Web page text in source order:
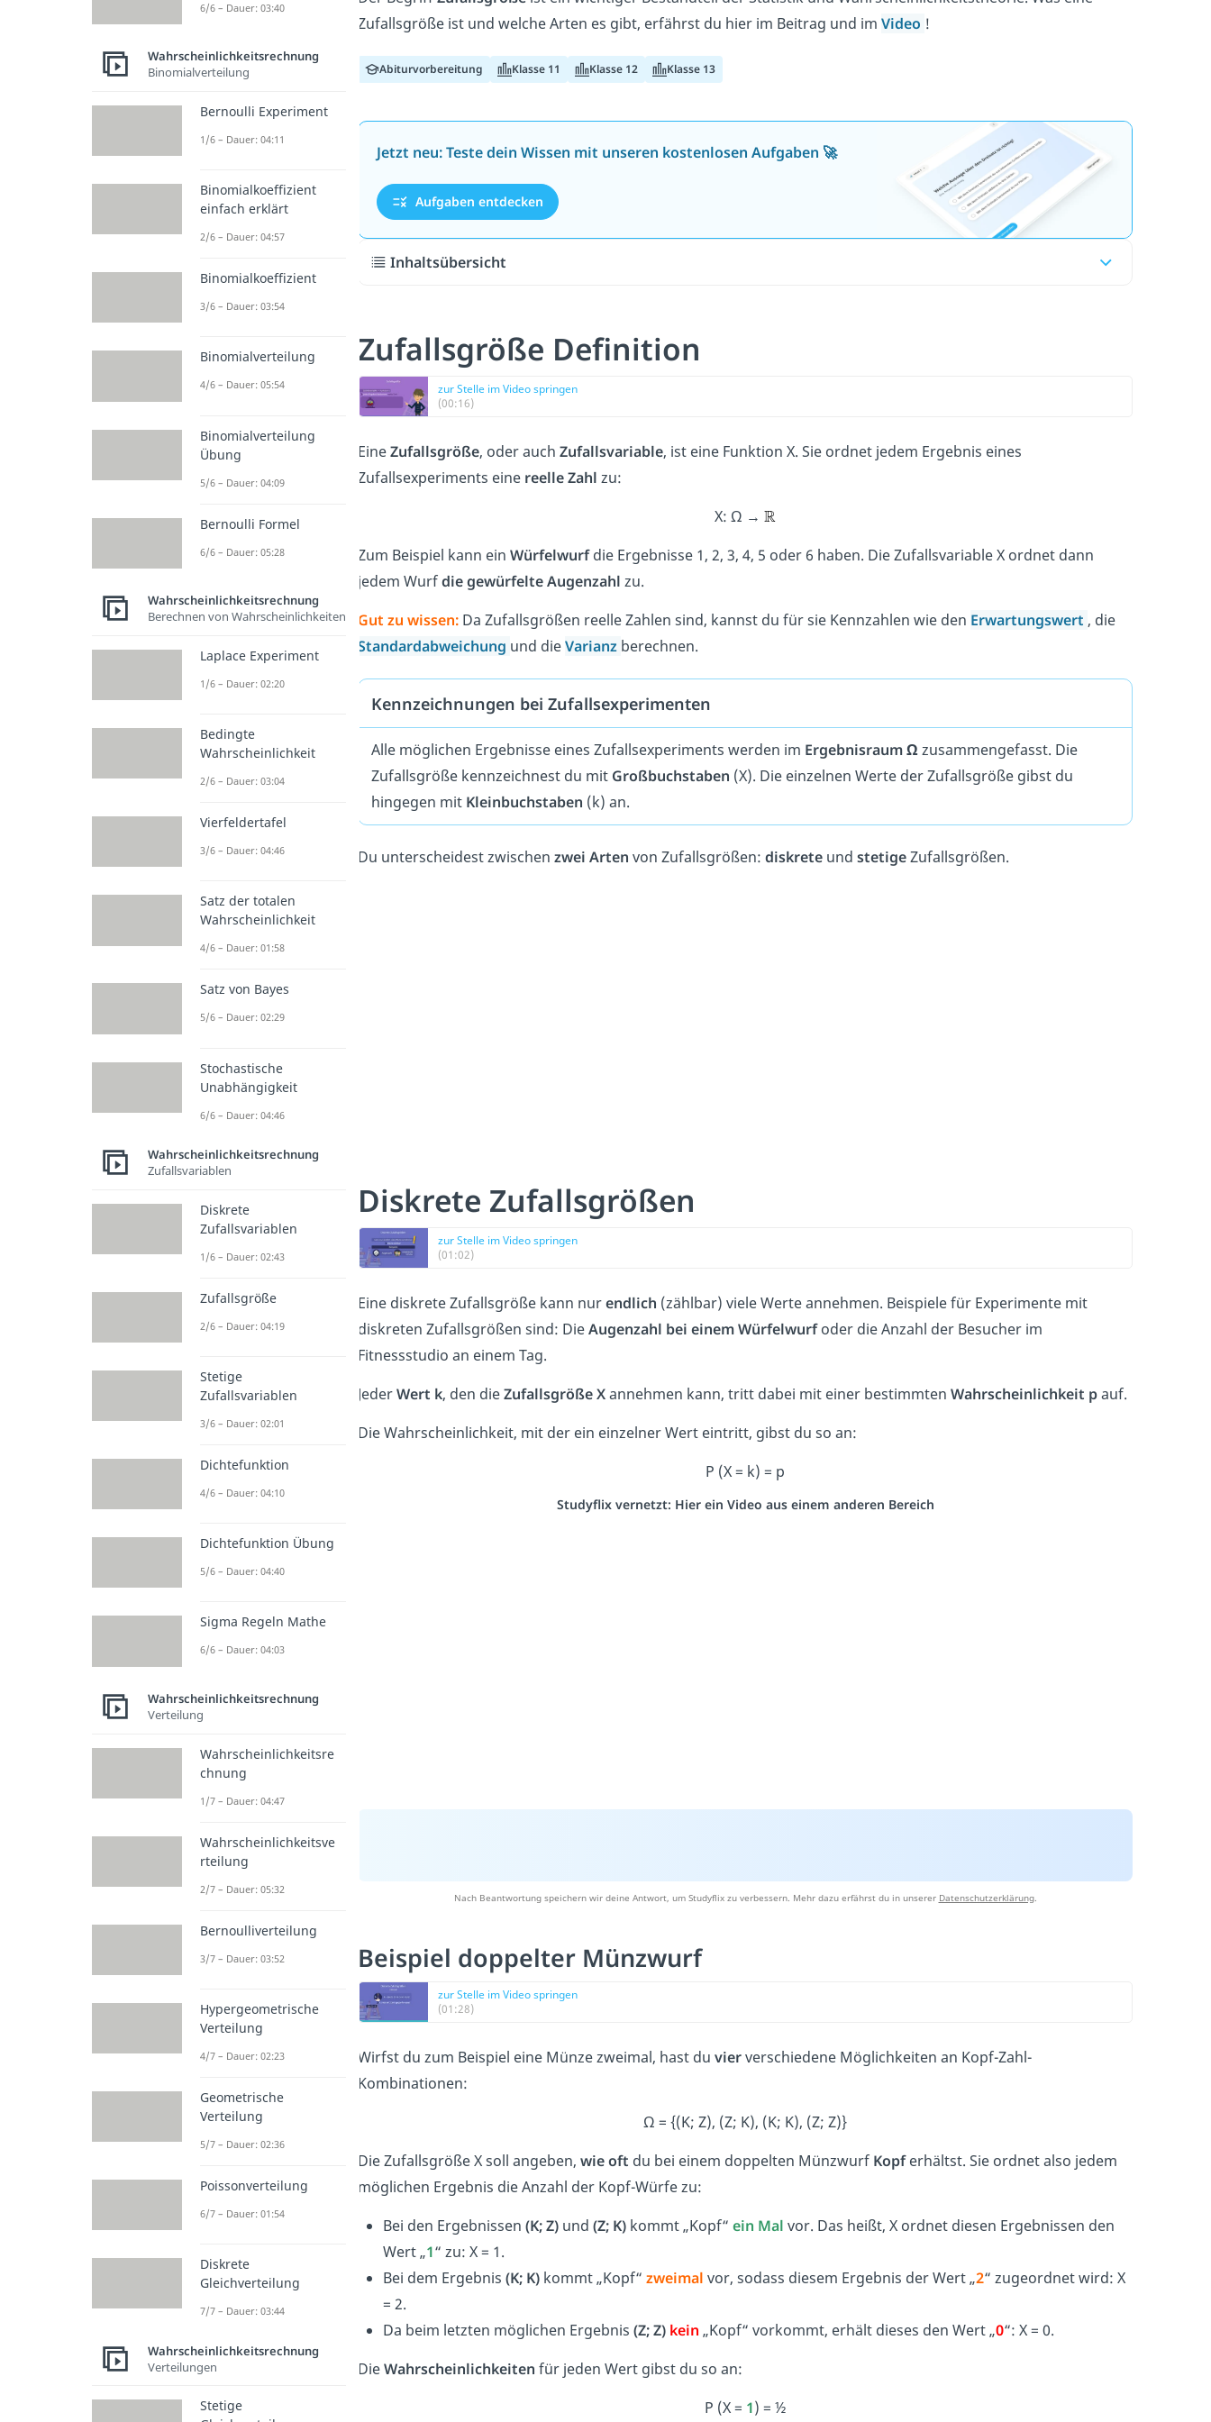
Zufallsgröße ist und welche Arten es gibt, erfährst du hier im Beitrag und im Video !
Abiturvorbereitung Klasse 11 Klasse 12 Klasse 13
Jetzt neu: Teste dein Wissen mit unseren kostenlosen Aufgaben 🚀
Aufgaben entdecken
Inhaltsübersicht
Zufallsgröße Definition
zur Stelle im Video springen
(00:16)
EineZufallsgröße, oder auch Zufallsvariable, ist eine Funktion X. Sie ordnet jedem Ergebnis eines
Zufallsexperiments eine reelle Zahl zu:
X: Ω →
Zum Beispiel kann ein Würfelwurfdie Ergebnisse 1, 2, 3, 4, 5 oder 6 haben. Die Zufallsvariable X ordnet dann
jedem Wurfdie gewürfelte Augenzahl zu.
Gut zu wissen: Da Zufallsgrößen reelle Zahlen sind, kannst du für sie Kennzahlen wie den Erwartungswert , die
Standardabweichung und dieVarianz berechnen.
Kennzeichnungen bei Zufallsexperimenten
Alle möglichen Ergebnisse eines Zufallsexperiments werden im Ergebnisraum Ωzusammengefasst. Die
Zufallsgröße kennzeichnest du mit Großbuchstaben (X). Die einzelnen Werte der Zufallsgröße gibst du
hingegen mit Kleinbuchstaben (k) an.
Du unterscheidest zwischen zwei Arten von Zufallsgrößen: diskrete und stetigeZufallsgrößen.
Diskrete Zufallsgrößen
zur Stelle im Video springen
(01:02)
Eine diskrete Zufallsgröße kann nurendlich (zählbar) viele Werte annehmen. Beispiele für Experimente mit
diskreten Zufallsgrößen sind: DieAugenzahl bei einem Würfelwurfoder die Anzahl der Besucher im
Fitnessstudio an einem Tag.
JederWert k, den dieZufallsgröße Xannehmen kann, tritt dabei mit einer bestimmten Wahrscheinlichkeit pauf.
Die Wahrscheinlichkeit, mit der ein einzelner Wert eintritt, gibst du so an:
P (X = k) = p
Studyflix vernetzt: Hier ein Video aus einem anderen Bereich
Nach Beantwortung speichern wir deine Antwort, um Studyflix zu verbessern. Mehr dazu erfährst du in unserer Datenschutzerklärung.
Beispiel doppelter Münzwurf
zur Stelle im Video springen
(01:28)
Wirfst du zum Beispiel eine Münze zweimal, hast du vierverschiedene Möglichkeiten an Kopf-Zahl-
Kombinationen:
Ω = {(K; Z), (Z; K), (K; K), (Z; Z)}
Die Zufallsgröße X soll angeben, wie oft du bei einem doppelten Münzwurf Kopferhältst. Sie ordnet also jedem
möglichen Ergebnis die Anzahl der Kopf-Würfe zu:
Bei den Ergebnissen (K; Z) und (Z; K) kommt „Kopf“ ein Mal vor. Das heißt, X ordnet diesen Ergebnissen den
Wert „1“ zu: X = 1.
Bei dem Ergebnis (K; K) kommt „Kopf“ zweimal vor, sodass diesem Ergebnis der Wert „2“ zugeordnet wird: X
= 2.
Da beim letzten möglichen Ergebnis (Z; Z) kein „Kopf“ vorkommt, erhält dieses den Wert „0“: X = 0.
DieWahrscheinlichkeiten für jeden Wert gibst du so an:
P (X = 1) = ½
6/6 – Dauer: 03:40
Wahrscheinlichkeitsrechnung
Binomialverteilung
Bernoulli Experiment
1/6 – Dauer: 04:11
Binomialkoeffizient
einfach erklärt
2/6 – Dauer: 04:57
Binomialkoeffizient
3/6 – Dauer: 03:54
Binomialverteilung
4/6 – Dauer: 05:54
Binomialverteilung
Übung
5/6 – Dauer: 04:09
Bernoulli Formel
6/6 – Dauer: 05:28
Wahrscheinlichkeitsrechnung
Berechnen von Wahrscheinlichkeiten
Laplace Experiment
1/6 – Dauer: 02:20
Bedingte
Wahrscheinlichkeit
2/6 – Dauer: 03:04
Vierfeldertafel
3/6 – Dauer: 04:46
Satz der totalen
Wahrscheinlichkeit
4/6 – Dauer: 01:58
Satz von Bayes
5/6 – Dauer: 02:29
Stochastische
Unabhängigkeit
6/6 – Dauer: 04:46
Wahrscheinlichkeitsrechnung
Zufallsvariablen
Diskrete
Zufallsvariablen
1/6 – Dauer: 02:43
Zufallsgröße
2/6 – Dauer: 04:19
Stetige
Zufallsvariablen
3/6 – Dauer: 02:01
Dichtefunktion
4/6 – Dauer: 04:10
Dichtefunktion Übung
5/6 – Dauer: 04:40
Sigma Regeln Mathe
6/6 – Dauer: 04:03
Wahrscheinlichkeitsrechnung
Verteilung
Wahrscheinlichkeitsre
chnung
1/7 – Dauer: 04:47
Wahrscheinlichkeitsve
rteilung
2/7 – Dauer: 05:32
Bernoulliverteilung
3/7 – Dauer: 03:52
Hypergeometrische
Verteilung
4/7 – Dauer: 02:23
Geometrische
Verteilung
5/7 – Dauer: 02:36
Poissonverteilung
6/7 – Dauer: 01:54
Diskrete
Gleichverteilung
7/7 – Dauer: 03:44
Wahrscheinlichkeitsrechnung
Verteilungen
Stetige